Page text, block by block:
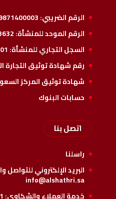
الرقم الضريبي:
الرقم الموحد للمنشأة:
السجل التجاري للمنشأة:
رقم شهادة توثيق التجارة
شهادة توثيق المركز
حسابات البنوك
اتصل بنا
راسلنا
البريد الإلكتروني
info@alshathri.sa
خدمة العملاء والشكاوي: